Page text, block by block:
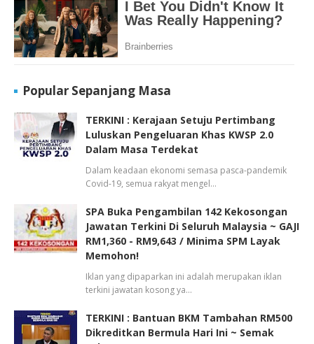
Popular Sepanjang Masa
TERKINI : Kerajaan Setuju Pertimbang
Luluskan Pengeluaran Khas KWSP 2.0
Dalam Masa Terdekat
Dalam keadaan ekonomi semasa pasca-pandemik
Covid-19, semua rakyat mengel…
SPA Buka Pengambilan 142 Kekosongan
Jawatan Terkini Di Seluruh Malaysia ~ GAJI
RM1,360 - RM9,643 / Minima SPM Layak
Memohon!
Iklan yang dipaparkan ini adalah merupakan iklan
terkini jawatan kosong ya…
TERKINI : Bantuan BKM Tambahan RM500
Dikreditkan Bermula Hari Ini ~ Semak